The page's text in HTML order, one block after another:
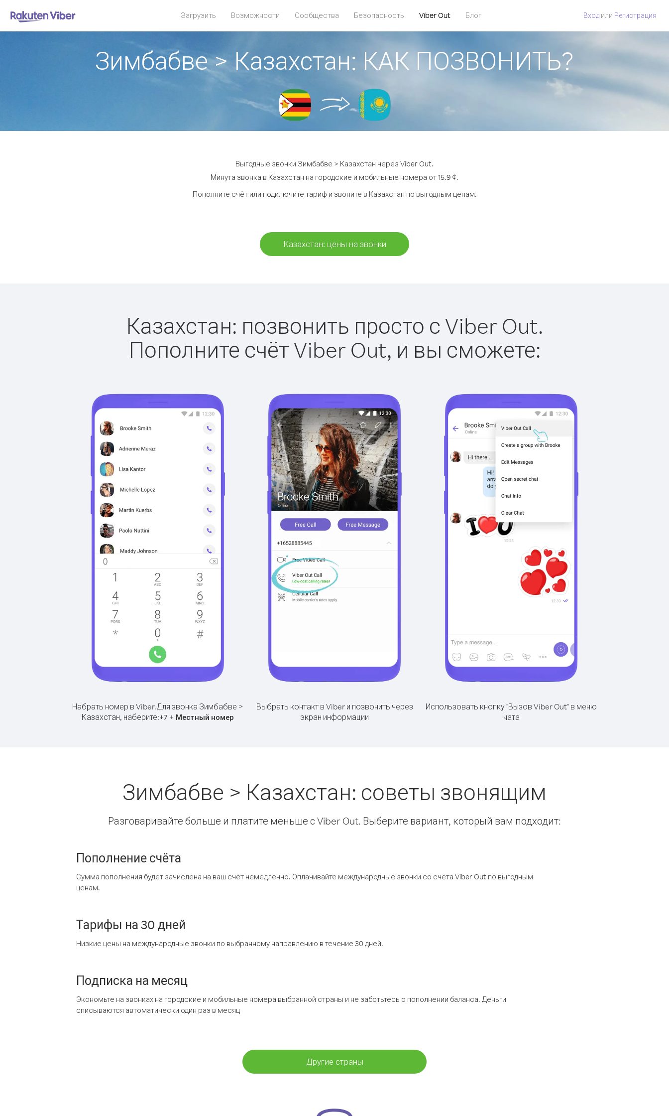
Загрузить Возможности Сообщества Безопасность Viber Out Блог Вход или Регистрация
Зимбабве > Казахстан: КАК ПОЗВОНИТЬ?
Выгодные звонки Зимбабве > Казахстан через Viber Out.
Минута звонка в Казахстан на городские и мобильные номера от 15.9 ¢.
Пополните счёт или подключите тариф и звоните в Казахстан по выгодным ценам.
Казахстан: цены на звонки
Казахстан: позвонить просто с Viber Out.
Пополните счёт Viber Out, и вы сможете:
Набрать номер в Viber.Для звонка Зимбабве >
Казахстан, наберите:+7 + Местный номер
Выбрать контакт в Viber и позвонить через
экран информации
Использовать кнопку "Вызов Viber Out" в меню
чата
Зимбабве > Казахстан: советы звонящим
Разговаривайте больше и платите меньше с Viber Out. Выберите вариант, который вам подходит:
Пополнение счёта
Сумма пополнения будет зачислена на ваш счёт немедленно. Оплачивайте международные звонки со счёта Viber Out по выгодным
ценам.
Тарифы на 30 дней
Низкие цены на международные звонки по выбранному направлению в течение 30 дней.
Подписка на месяц
Экономьте на звонках на городские и мобильные номера выбранной страны и не заботьтесь о пополнении баланса. Деньги
списываются автоматически один раз в месяц
Другие страны